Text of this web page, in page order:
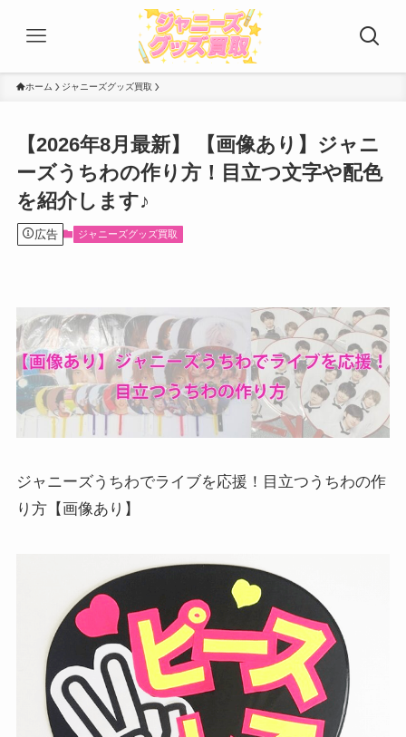
ホーム ジャニーズグッズ買取
【2026年8月最新】 【画像あり】ジャニ
ーズうちわの作り方！目立つ文字や配色
を紹介します♪
広告 ジャニーズグッズ買取
ジャニーズうちわでライブを応援！目立つうちわの作
り方【画像あり】